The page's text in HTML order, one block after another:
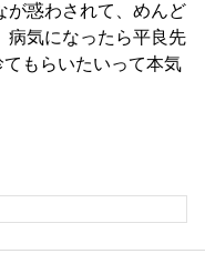
が惑わされて、めんど
病気になったら平良先
もらいたいって本気